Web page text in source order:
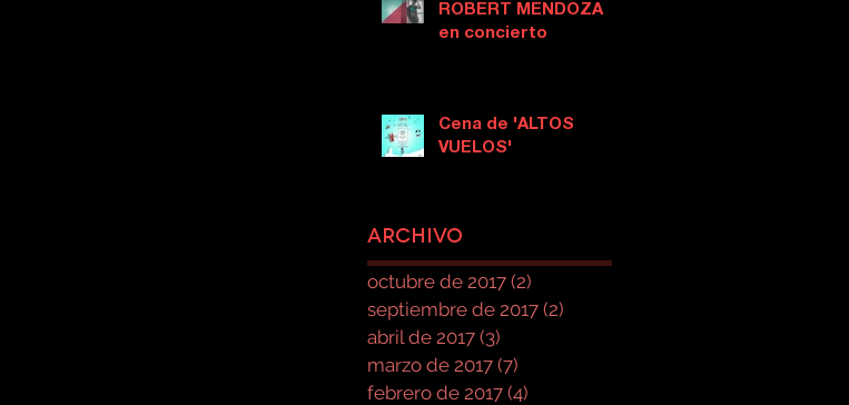
ROBERT MENDOZA
en concierto
Cena de 'ALTOS
VUELOS'
Archivo
octubre de 2017 (2)
septiembre de 2017 (2)
abril de 2017 (3)
marzo de 2017 (7)
febrero de 2017 (4)